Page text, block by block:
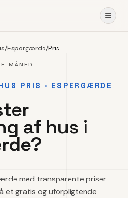
/Espergærde/Pris
MÅNED
PRIS · ESPERGÆRDE
af hus i
med transparente priser.
et gratis og uforpligtende